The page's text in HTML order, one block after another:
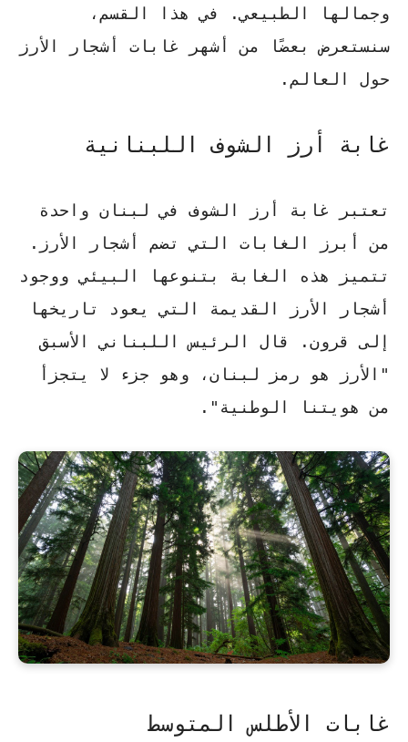
وجمالها الطبيعي. في هذا القسم،
سنستعرض بعضًا من أشهر غابات أشجار الأرز
حول العالم.
غابة أرز الشوف اللبنانية
تعتبر غابة أرز الشوف في لبنان واحدة
من أبرز الغابات التي تضم أشجار الأرز.
تتميز هذه الغابة بتنوعها البيئي ووجود
أشجار الأرز القديمة التي يعود تاريخها
إلى قرون. قال الرئيس اللبناني الأسبق
"الأرز هو رمز لبنان، وهو جزء لا يتجزأ
من هويتنا الوطنية" .
غابات الأطلس المتوسط